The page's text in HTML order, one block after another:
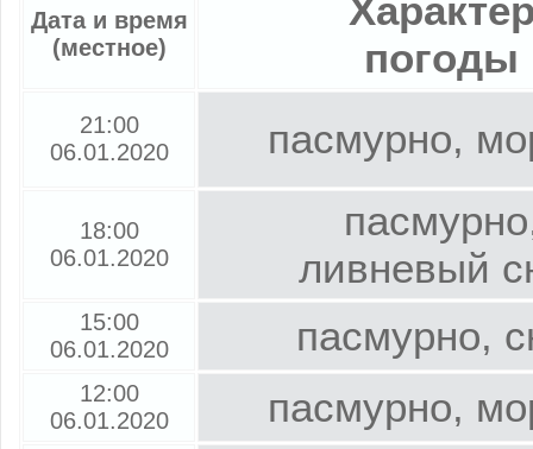
Дата и время
(местное)
погоды
21:00
06.01.2020
пасмурно,
18:00
06.01.2020
ливневый
15:00
06.01.2020
пасмурно,
12:00
06.01.2020
пасмурно,